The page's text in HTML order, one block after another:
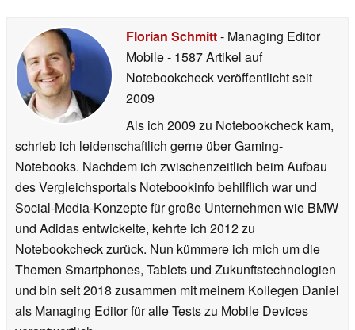
Florian Schmitt- Managing Editor
Mobile- 1587 Artikel auf
Notebookcheck veröffentlichtseit
2009
Als ich 2009 zu Notebookcheck kam,
schrieb ich leidenschaftlich gerne über Gaming-
Notebooks. Nachdem ich zwischenzeitlich beim Aufbau
des Vergleichsportals Notebookinfo behilflich war und
Social-Media-Konzepte für große Unternehmen wie BMW
und Adidas entwickelte, kehrte ich 2012 zu
Notebookcheck zurück. Nun kümmere ich mich um die
Themen Smartphones, Tablets und Zukunftstechnologien
und bin seit 2018 zusammen mit meinem Kollegen Daniel
als Managing Editor für alle Tests zu Mobile Devices